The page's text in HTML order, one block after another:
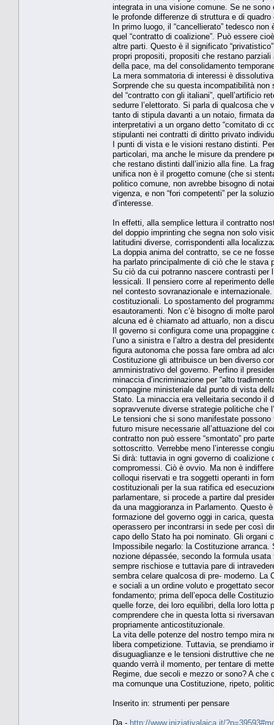
integrata in una visione comune. Se ne
le profonde differenze di struttura e di
In primo luogo, il “cancellierato” tedesco
quel “contratto di coalizione”. Può essere
altre parti. Questo è il significato
propri propositi, propositi che restano
della pace, ma del consolidamento
La mera sommatoria di interessi è
Sorprende che su questa incompatibilità
del “contratto con gli italiani”, quell’artificio
sedurre l’elettorato. Si parla di qualcosa
tanto di stipula davanti a un notaio, firmata
interpretativi a un organo detto “comitato di
stipulanti nei contratti di diritto privato
I punti di vista e le visioni restano distinti.
particolari, ma anche le misure da prendere
che restano distinti dall’inizio alla fine. La
unifica non è il progetto comune (che si
politico comune, non avrebbe bisogno di
vigenza, e non “fori competenti” per la
d’interesse.
In effetti, alla semplice lettura il contratto
del doppio imprinting che segna non solo
latitudini diverse, corrispondenti alla
La doppia anima del contratto, se ce ne
ha parlato principalmente di ciò che le stava
Su ciò da cui potranno nascere contrasti
lessicali. Il pensiero corre al reperimento
nel contesto sovranazionale e
costituzionali. Lo spostamento del
esautoramenti. Non c’è bisogno di molte
alcuna ed è chiamato ad attuarlo, non a
Il governo si configura come una
l’uno a sinistra e l’altro a destra del
figura autonoma che possa fare ombra ad
Costituzione gli attribuisce un ben diverso
amministrativo del governo. Perfino il
minaccia d’incriminazione per “alto
compagine ministeriale dal punto di vista
Stato. La minaccia era velleitaria secondo il
sopravvenute diverse strategie politiche che
Le tensioni che si sono manifestate
futuro misure necessarie all’attuazione del
contratto non può essere “smontato” pro
sottoscritto. Verrebbe meno l’interesse
Si dirà: tuttavia in ogni governo di coalizione
compromessi. Ciò è ovvio. Ma non è
colloqui riservati e tra soggetti operanti in
costituzionali per la sua ratifica ed
parlamentare, si procede a partire dal
da una maggioranza in Parlamento. Questo
formazione del governo oggi in carica,
operassero per incontrarsi in sede per così
capo dello Stato ha poi nominato. Gli
Impossibile negarlo: la Costituzione
nozione dépassée, secondo la formula
sempre rischiose e tuttavia pare di
sembra celare qualcosa di pre- moderno. La
e sociali a un ordine voluto e progettato
fondamento; prima dell’epoca delle
quelle forze, dei loro equilibri, della loro lotta
comprendere che in questa lotta si
propriamente anticostituzionale.
La vita delle potenze del nostro tempo mira
libera competizione. Tuttavia, se prendiamo
disuguaglianze e le tensioni distruttive che
quando verrà il momento, per tentare di
Regime, due secoli e mezzo or sono? A
ma comunque una Costituzione, ripeto,
Inserito in: strumenti per pensare
Da - http://www.iniziativalaica.it/